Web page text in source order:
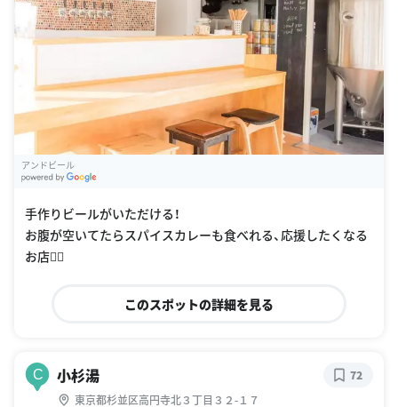
アンドビール
手作りビールがいただける！
お腹が空いてたらスパイスカレーも食べれる、応援したくなる
お店🙆‍♀️
このスポットの詳細を見る
C 小杉湯
東京都杉並区高円寺北３丁目３２-１７
72